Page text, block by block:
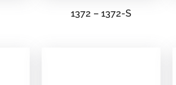
1372 – 1372-S